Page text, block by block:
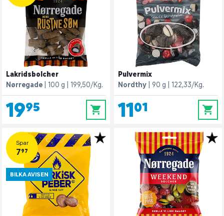
Lakridsbolcher
Nørregade
100 g 199,50/Kg.
19,95 0
Pulvermix
Nordthy
90 g 122,33/Kg.
11,01 0
Spar
7,97
BILKA AVISEN